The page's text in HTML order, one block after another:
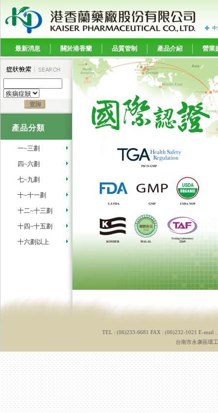
中
最新消息 關於港香蘭 品質管制 產品介紹 營業
產品分類
一~三劃
四~六劃
七~九劃
十~十一劃
十二~十三劃
十四~十五劃
十六劃以上
TEL : (06)233-6681 FAX : (06)232-1021 E-mail :
台南市永康區環